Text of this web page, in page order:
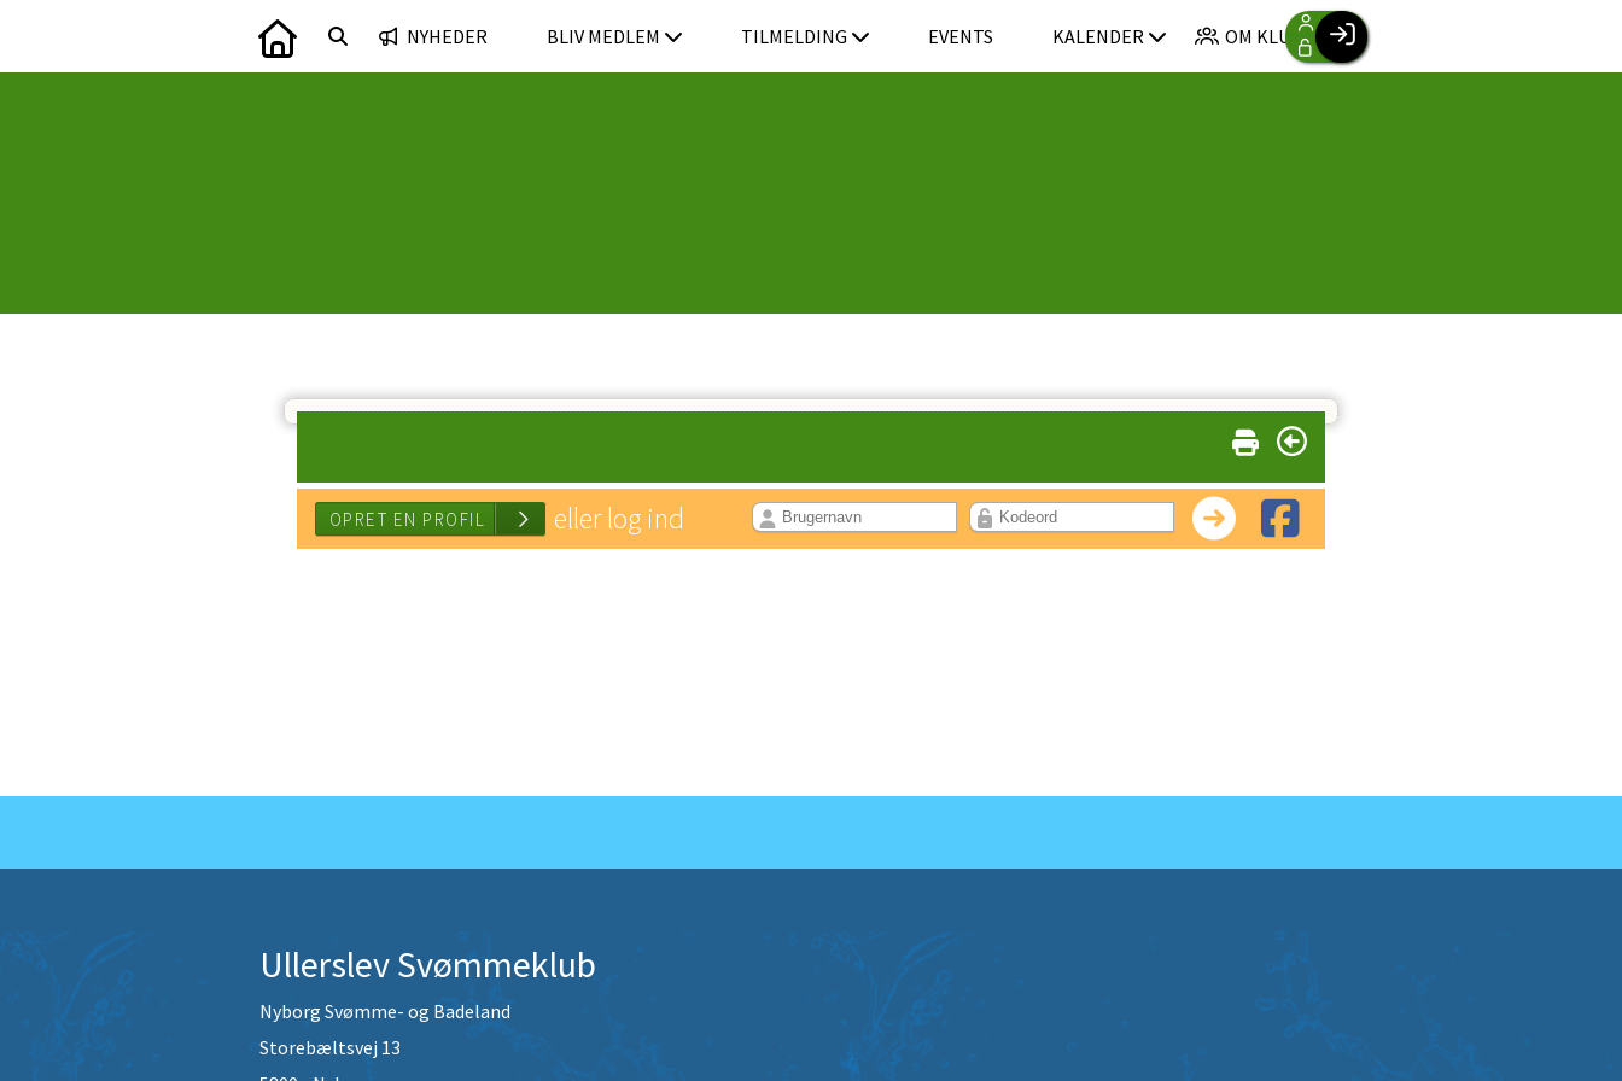
NYHEDER BLIV MEDLEM TILMELDING EVENTS KALENDER OM KLUBBEN
Facebook login
eller log ind
Ullerslev Svømmeklub
Nyborg Svømme- og Badeland
Storebæltsvej 13